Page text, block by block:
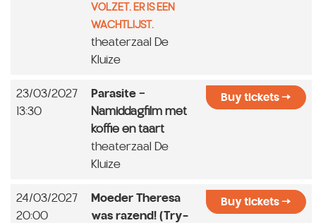
VOLZET. ER IS EEN
WACHTLIJST.
theaterzaal De
Kluize
23/03/2027
13:30
Parasite -
Namiddagfilm met
koffie en taart
theaterzaal De
Kluize
Buy tickets
24/03/2027
20:00
Moeder Theresa
was razend! (Try-
Buy tickets